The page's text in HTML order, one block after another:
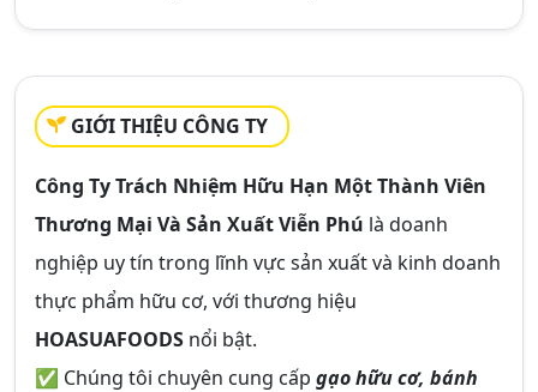
GIỚI THIỆU CÔNG TY
Công Ty Trách Nhiệm Hữu Hạn Một Thành Viên
Thương Mại Và Sản Xuất Viễn Phú là doanh
nghiệp uy tín trong lĩnh vực sản xuất và kinh doanh
thực phẩm hữu cơ, với thương hiệu
HOASUAFOODS nổi bật.
✅ Chúng tôi chuyên cung cấp gạo hữu cơ, bánh